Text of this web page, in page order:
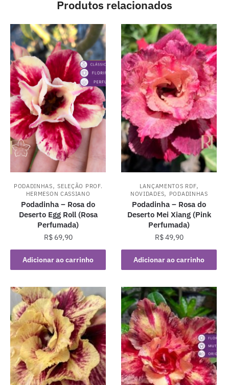
Produtos relacionados
PODADINHAS,SELEÇÃO PROF.
HERMESON CASSIANO
Podadinha – Rosa do
Deserto Egg Roll (Rosa
Perfumada)
R$69,90
Adicionar ao carrinho
LANÇAMENTOS RDF,
NOVIDADES, PODADINHAS
Podadinha – Rosa do
Deserto Mei Xiang (Pink
Perfumada)
R$49,90
Adicionar ao carrinho